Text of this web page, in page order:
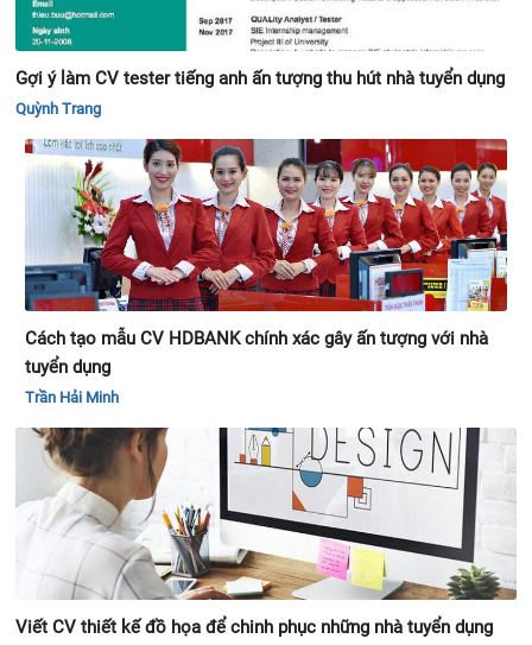
Gợi ý làm CV tester tiếng anh ấn tượng thu hút nhà tuyển dụng
Quỳnh Trang
Cách tạo mẫu CV HDBANK chính xác gây ấn tượng với nhà
tuyển dụng
Trần Hải Minh
Viết CV thiết kế đồ họa để chinh phục những nhà tuyển dụng